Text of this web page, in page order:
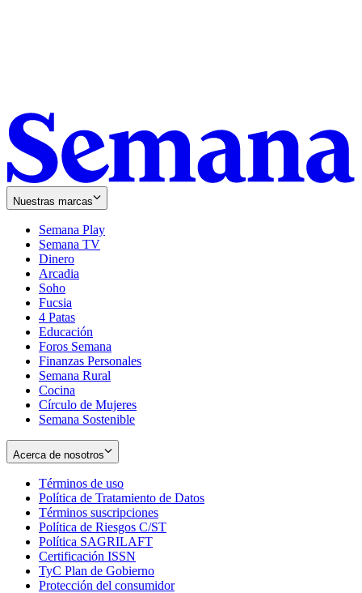
Nuestras marcas
Semana Play
Semana TV
Dinero
Arcadia
Soho
in
new
window
Fucsia
in
new
window
4 Patas
Educación
Foros Semana
Finanzas Personales
Semana Rural
Cocina
Círculo de Mujeres
Semana Sostenible
Acerca de nosotros
Términos de uso
in
new
window
Política de Tratamiento de Datos
Términos suscripciones
in
Política de Riesgos C/ST
Política SAGRILAFT
new
window
Certificación ISSN
in
new
TyC Plan de Gobierno
in
Protección del consumidorOpens